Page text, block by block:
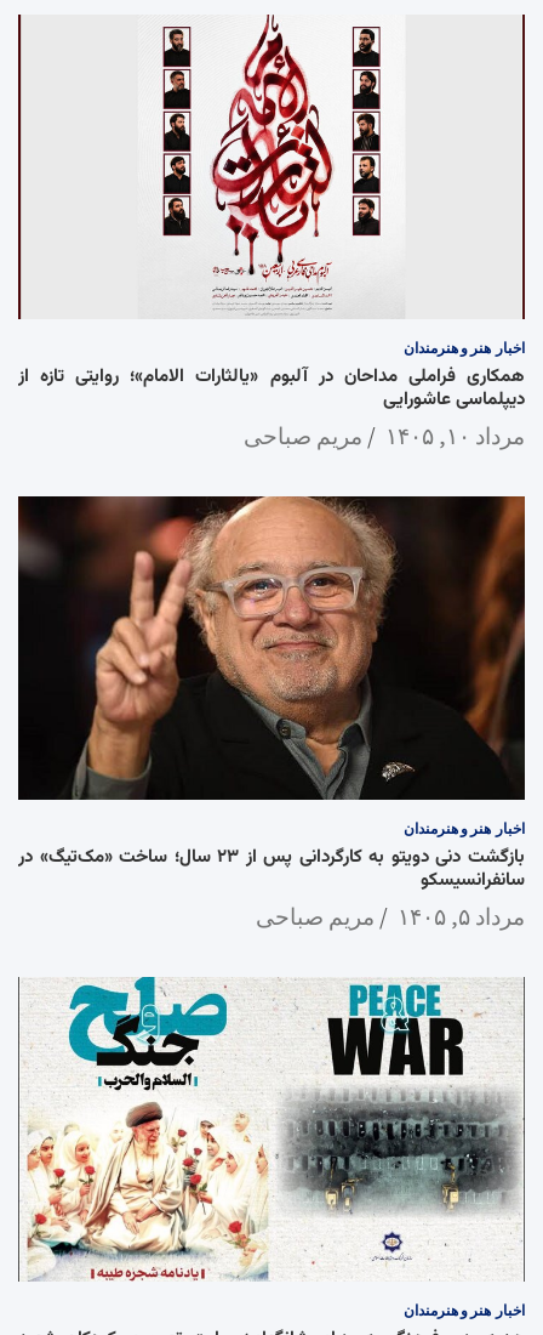
اخبار هنر و هنرمندان
همکاری فراملی مداحان در آلبوم «یالثارات الامام»؛ روایتی تازه از
دیپلماسی عاشورایی
مرداد ۱۰, ۱۴۰۵ مریم صباحی
اخبار هنر و هنرمندان
بازگشت دنی دویتو به کارگردانی پس از ۲۳ سال؛ ساخت «مک‌تیگ» در
سانفرانسیسکو
مرداد ۵, ۱۴۰۵ مریم صباحی
اخبار هنر و هنرمندان